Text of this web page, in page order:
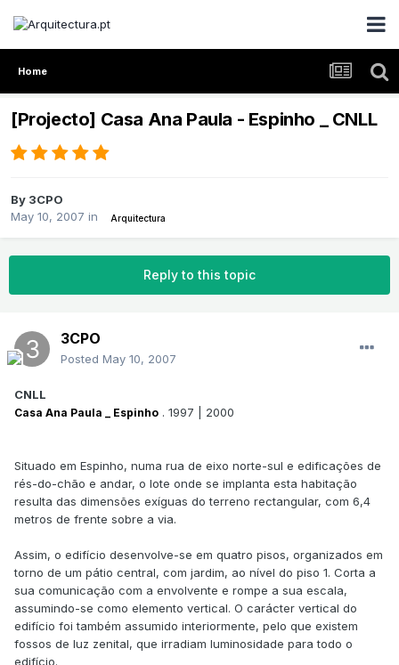
Home
[Projecto] Casa Ana Paula - Espinho _ CNLL
By 3CPO
May 10, 2007 in Arquitectura
Reply to this topic
3CPO
Posted May 10, 2007
CNLL
Casa Ana Paula _ Espinho . 1997 | 2000
Situado em Espinho, numa rua de eixo norte-sul e edificações de
rés-do-chão e andar, o lote onde se implanta esta habitação
resulta das dimensões exíguas do terreno rectangular, com 6,4
metros de frente sobre a via.
Assim, o edifício desenvolve-se em quatro pisos, organizados em
torno de um pátio central, com jardim, ao nível do piso 1. Corta a
sua comunicação com a envolvente e rompe a sua escala,
assumindo-se como elemento vertical. O carácter vertical do
edifício foi também assumido interiormente, pelo que existem
fossos de luz zenital, que irradiam luminosidade para todo o
edifício.